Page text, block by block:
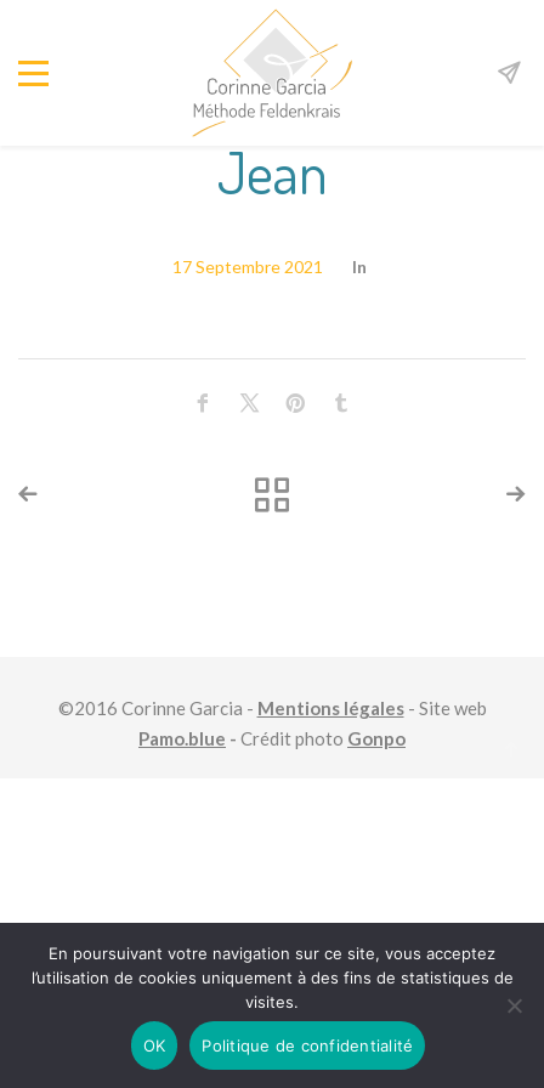
Jean
17 Septembre 2021 In
©2016 Corinne Garcia - Mentions légales- Site web
Pamo.blue - Crédit photo Gonpo
En poursuivant votre navigation sur ce site, vous acceptez
l’utilisation de cookies uniquement à des fins de statistiques de
visites.
OK Politique de confidentialité